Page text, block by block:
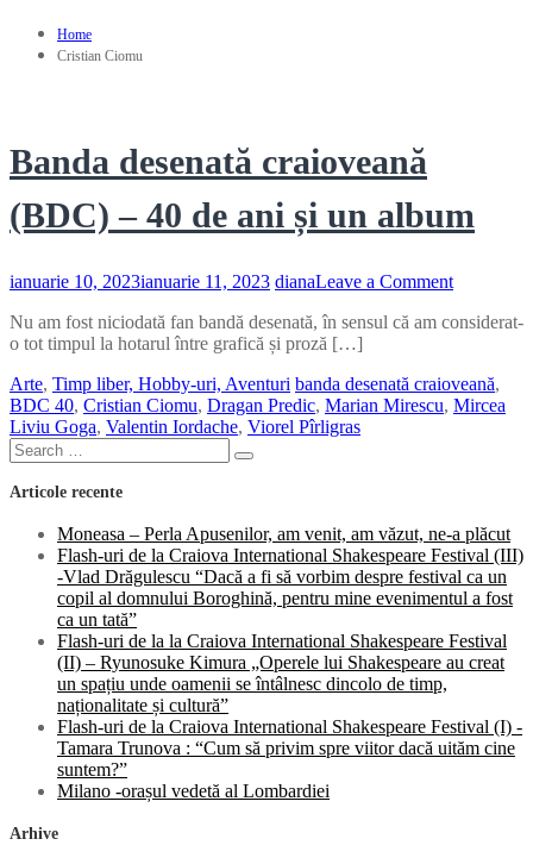
Home
Cristian Ciomu
Banda desenată craioveană
(BDC) – 40 de ani și un album
ianuarie 10, 2023ianuarie 11, 2023 dianaLeave a Commenton
desenată
–
40
Nu am fost niciodată fan bandă desenată, în sensul că am considerat-
o tot timpul la hotarul între grafică și proză […]
Arte, Timp liber, Hobby-uri, Aventuri banda desenată craioveană,
BDC 40, Cristian Ciomu, Dragan Predic, Marian Mirescu, Mircea
Liviu Goga, Valentin Iordache, Viorel Pîrligras
Search
for:
Search
Articole recente
Moneasa – Perla Apusenilor, am venit, am văzut, ne-a plăcut
Flash-uri de la Craiova International Shakespeare Festival (III)
-Vlad Drăgulescu “Dacă a fi să vorbim despre festival ca un
copil al domnului Boroghină, pentru mine evenimentul a fost
ca un tată”
Flash-uri de la la Craiova International Shakespeare Festival
(II) – Ryunosuke Kimura „Operele lui Shakespeare au creat
un spațiu unde oamenii se întâlnesc dincolo de timp,
naționalitate și cultură”
Flash-uri de la Craiova International Shakespeare Festival (I) -
Tamara Trunova : “Cum să privim spre viitor dacă uităm cine
suntem?”
Milano -orașul vedetă al Lombardiei
Arhive